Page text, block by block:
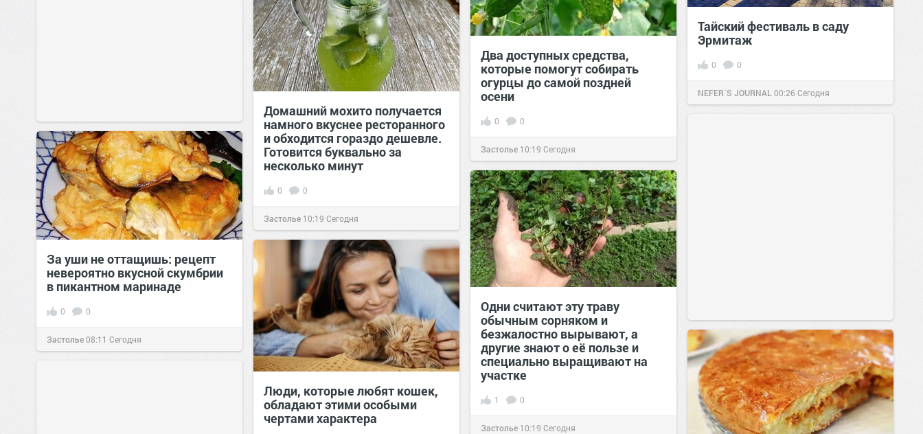
Тайский фестиваль в саду
Эрмитаж
0 0
NEFER`S JOURNAL 00:26Сегодня
Два доступных средства,
которые помогут собирать
огурцы до самой поздней
осени
0 0
Застолье 10:19 Сегодня
Домашний мохито получается
намного вкуснее ресторанного
и обходится гораздо дешевле.
Готовится буквально за
несколько минут
0 0
Застолье 10:19 Сегодня
За уши не оттащишь: рецепт
невероятно вкусной скумбрии
в пикантном маринаде
0 0
Застолье08:11 Сегодня
Одни считают эту траву
обычным сорняком и
безжалостно вырывают, а
другие знают о её пользе и
специально выращивают на
участке
1 0
Застолье 10:19 Сегодня
Люди, которые любят кошек,
обладают этими особыми
чертами характера